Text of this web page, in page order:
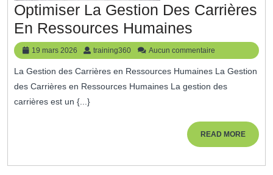
Optimiser La Gestion Des Carrières
En Ressources Humaines
La
Gestion
Des
En
Ressources
19 mars 2026
19
mars
2026
training360 training360
Aucun commentaire
La Gestion des Carrières en Ressources Humaines La Gestion
des Carrières en Ressources Humaines La gestion des
carrières est un {...}
READ MOREREAD
MORE